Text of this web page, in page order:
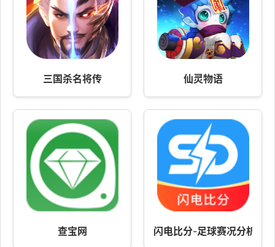
三国杀名将传 仙灵物语
查宝网 闪电比分-足球赛况分析